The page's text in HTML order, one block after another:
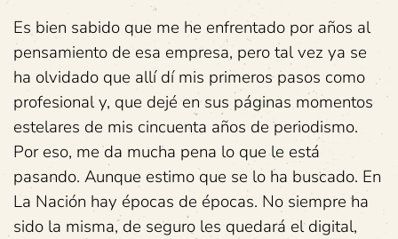
Es bien sabido que me he enfrentado por años al
pensamiento de esa empresa, pero tal vez ya se
ha olvidado que allí dí mis primeros pasos como
profesional y, que dejé en sus páginas momentos
estelares de mis cincuenta años de periodismo.
Por eso, me da mucha pena lo que le está
pasando. Aunque estimo que se lo ha buscado. En
La Nación hay épocas de épocas. No siempre ha
sido la misma, de seguro les quedará el digital,